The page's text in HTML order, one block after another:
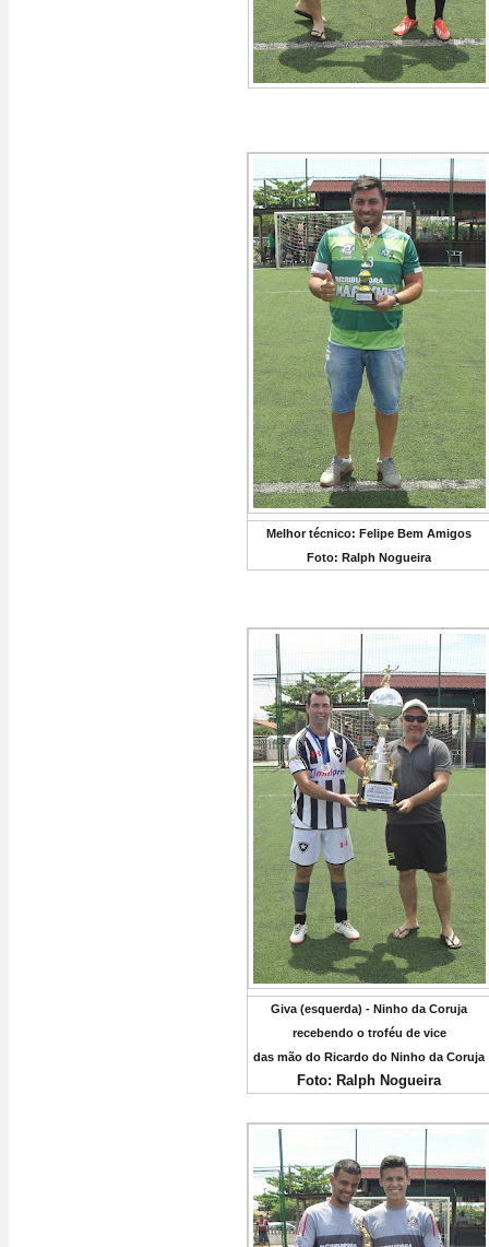
Melhor técnico: Felipe Bem Amigos
Foto: Ralph Nogueira
Giva (esquerda) - Ninho da Coruja
recebendo o troféu de vice
das mão do Ricardo do Ninho da Coruja
Foto: Ralph Nogueira